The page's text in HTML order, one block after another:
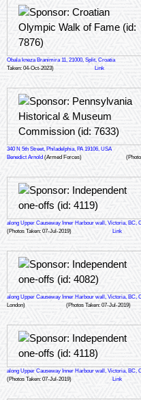
Obala kneza Branimira 11, 21000, Split, Croatia
Taken: 04-Oct-2023)
Link
340 N 5th Street, Philadelphia, PA 19106, USA
Benedict Arnold (Armed Forces)
along Upper Causeway Inner Harbour wall, Victoria, BC,
(Photos Taken: 07-Jul-2019)
Link
along Upper Causeway Inner Harbour wall, Victoria, BC,
London)
(Photos Taken: 07-Jul-2019)
along Upper Causeway Inner Harbour wall, Victoria, BC,
(Photos Taken: 07-Jul-2019)
Link